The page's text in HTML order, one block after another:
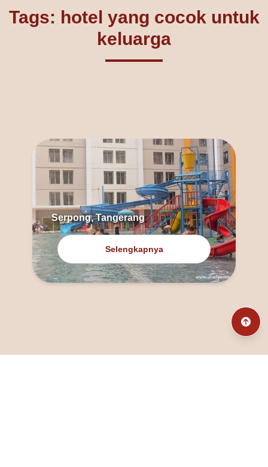
Tags: hotel yang cocok untuk
keluarga
Serpong, Tangerang
Selengkapnya